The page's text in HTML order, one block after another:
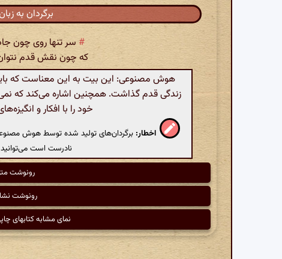
برگردان به
# سر تنها روی چون
که چون نقش قدم نتوان
هوش مصنوعی: این بیت به این معناست که
زندگی قدم گذاشت. همچنین اشاره می‌کند که
خود را با افکار و
اخطار: برگردان‌های تولید شده توسط هوش مصنوعی
نادرست است می‌توانید
رونوشت
رونوشت
نمای مشابه کتابهای